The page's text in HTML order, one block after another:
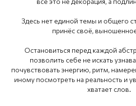
Здесь нет единой темы и общего
принёс своё,
Остановиться перед каждой
позволить себе не искать
почувствовать энергию, ритм,
иному посмотреть на реальность и
хватает слов.